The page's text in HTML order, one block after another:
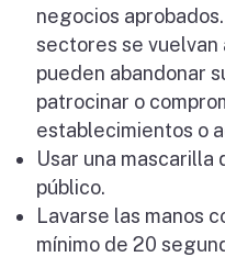
negocios
sectores se vuelvan
pueden abandonar
patrocinar o
establecimientos o
Usar una mascarilla
público.
Lavarse las manos
mínimo de 20